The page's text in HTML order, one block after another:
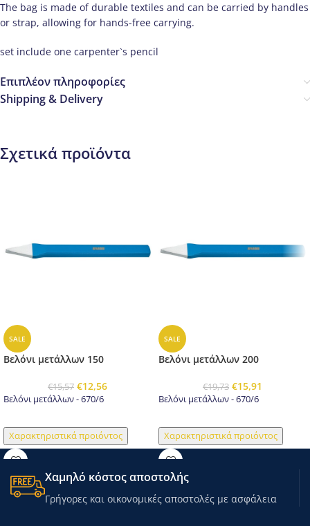
The bag is made of durable textiles and can be carried by handles
or strap, allowing for hands-free carrying.
set include one carpenter`s pencil
Επιπλέον πληροφορίες
Shipping & Delivery
Σχετικά προϊόντα
SALE
Βελόνι μετάλλων 150
€15,57 €12,56
Βελόνι μετάλλων - 670/6
Χαρακτηριστικά προιόντος
SALE
Βελόνι μετάλλων 200
€19,73 €15,91
Βελόνι μετάλλων - 670/6
Χαρακτηριστικά προιόντος
Χαμηλό κόστος αποστολής
Γρήγορες και οικονομικές αποστολές με ασφάλεια